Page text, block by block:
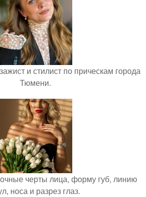
и стилист по прическам города
Тюмени.
черты лица, форму губ, линию
носа и разрез глаз.